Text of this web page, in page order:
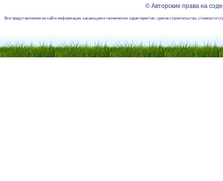
© Авторские права на
Вся представленная на сайте информация, касающаяся технических характеристик, сроков строительства,